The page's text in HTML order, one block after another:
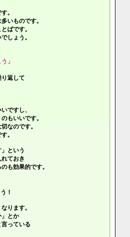
。
いものです。
ばです。
しょう。
」
返して
ですし、
もいいです。
なのです。
。
という
ておき
も効果的です。
！
ります。
とか
っている